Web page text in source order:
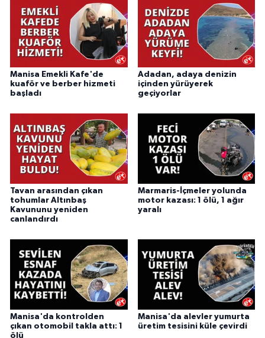
Manisa Emekli Kafe'de
kuaför ve berber hizmeti
başladı
Adadan, adaya denizin
içinden yürüyerek
geçiyorlar
Tavan arasından çıkan
tohumlar Altınbaş
Kavununu yeniden
canlandırdı
Marmaris-İçmeler yolunda
motor kazası: 1 ölü, 1 ağır
yaralı
Manisa'da kontrolden
çıkan otomobil takla attı: 1
ölü
Manisa'da alevler yumurta
üretim tesisini küle çevirdi